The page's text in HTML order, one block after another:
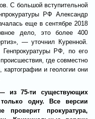
РФ Александр
еще в сентябре 2018
дело, это более 400
— уточнил Куренной.
Генпрокуратуры РФ, по его
где совместно
картографии и геологии они
из 75-ти существующих
одну. Все версии
проверит прокуратура,